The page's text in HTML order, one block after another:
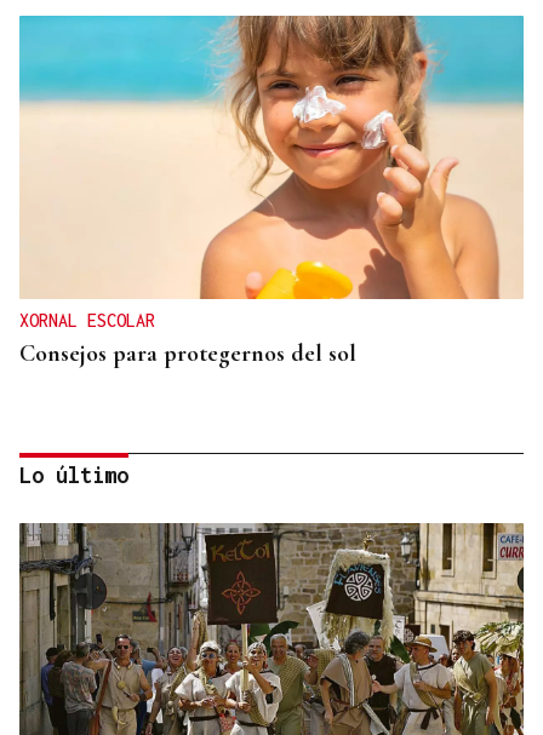
XORNAL ESCOLAR
Consejos para protegernos del sol
No es un adiós, es un hasta siempre, querida Marila
Lo último